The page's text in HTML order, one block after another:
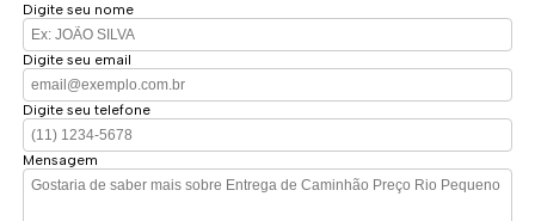
Digite seu nome
Digite seu email
Digite seu telefone
Mensagem